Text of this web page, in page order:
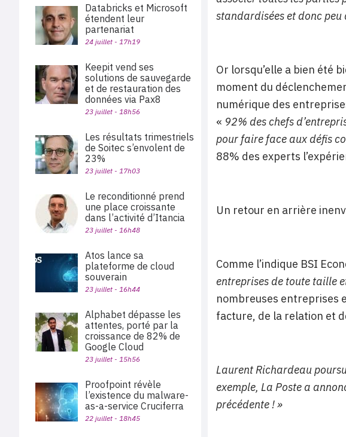
standardisées et donc peu
Or lorsqu’elle a bien été
moment du
numérique des
« 92% des chefs
pour faire face aux défis
88% des experts
Un retour en arrière
Comme l’indique BSI
entreprises de toute taille
nombreuses entreprises
facture, de la relation et
Laurent Richardeau
exemple, La Poste a
précédente ! »
Databricks et Microsoft
étendent leur
partenariat
24 juillet - 17h19
Keepit vend ses
solutions de sauvegarde
et de restauration des
données via Pax8
23 juillet - 18h56
Les résultats trimestriels
de Soitec s’envolent de
23%
23 juillet - 17h03
Le reconditionné prend
une place croissante
dans l’activité d’Itancia
23 juillet - 16h48
Atos lance sa
plateforme de cloud
souverain
23 juillet - 16h44
Alphabet dépasse les
attentes, porté par la
croissance de 82% de
Google Cloud
23 juillet - 15h56
Proofpoint révèle
l’existence du malware-
as-a-service Cruciferra
22 juillet - 18h45